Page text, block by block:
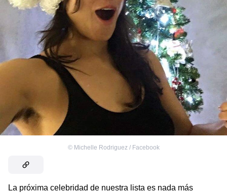
© Michelle Rodriguez / Facebook
La próxima celebridad de nuestra lista es nada más